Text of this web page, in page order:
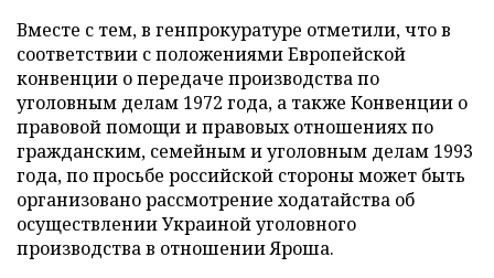
Вместе с тем, в генпрокуратуре отметили, что в
соответствии с положениями Европейской
конвенции о передаче производства по
уголовным делам 1972 года, а также Конвенции о
правовой помощи и правовых отношениях по
гражданским, семейным и уголовным делам 1993
года, по просьбе российской стороны может быть
организовано рассмотрение ходатайства об
осуществлении Украиной уголовного
производства в отношении Яроша.